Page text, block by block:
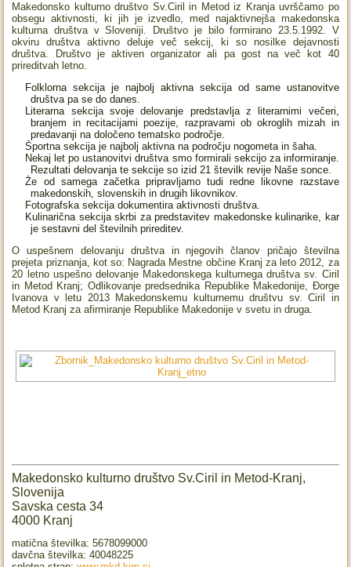
Makedonsko kulturno društvo Sv.Ciril in Metod iz Kranja uvrščamo po
obsegu aktivnosti, ki jih je izvedlo, med najaktivnejša makedonska
kulturna društva v Sloveniji. Društvo je bilo formirano 23.5.1992. V
okviru društva aktivno deluje več sekcij, ki so nosilke dejavnosti
društva. Društvo je aktiven organizator ali pa gost na več kot 40
prireditvah letno.
Folklorna sekcija je najbolj aktivna sekcija od same ustanovitve
društva pa se do danes.
Literarna sekcija svoje delovanje predstavlja z literarnimi večeri,
branjem in recitacijami poezije, razpravami ob okroglih mizah in
predavanji na določeno tematsko področje.
Športna sekcija je najbolj aktivna na področju nogometa in šaha.
Nekaj let po ustanovitvi društva smo formirali sekcijo za informiranje.
Rezultati delovanja te sekcije so izid 21 številk revije Naše sonce.
Že od samega začetka pripravljamo tudi redne likovne razstave
makedonskih, slovenskih in drugih likovnikov.
Fotografska sekcija dokumentira aktivnosti društva.
Kulinarična sekcija skrbi za predstavitev makedonske kulinarike, kar
je sestavni del številnih prireditev.
O uspešnem delovanju društva in njegovih članov pričajo številna
prejeta priznanja, kot so: Nagrada Mestne občine Kranj za leto 2012, za
20 letno uspešno delovanje Makedonskega kulturnega društva sv. Ciril
in Metod Kranj; Odlikovanje predsednika Republike Makedonije, Đorge
Ivanova v letu 2013 Makedonskemu kulturnemu društvu sv. Ciril in
Metod Kranj za afirmiranje Republike Makedonije v svetu in druga.
Makedonsko kulturno društvo Sv.Ciril in Metod-Kranj,
Slovenija
Savska cesta 34
4000 Kranj
matična številka: 5678099000
davčna številka: 40048225